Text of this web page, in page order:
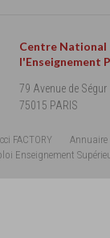
Centre National
l'Enseignement
79 Avenue de Ségur
75015 PARIS
FACTORY
Annuaire
Enseignement